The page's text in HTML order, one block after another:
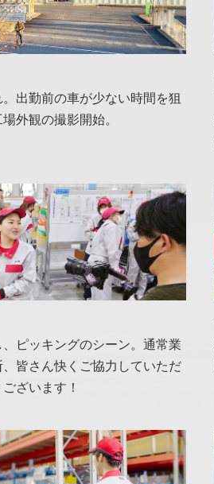
出勤前の車が少ない時間を狙
外観の撮影開始。
ピッキングのシーン。通常業
皆さん快くご協力していただ
ざいます！